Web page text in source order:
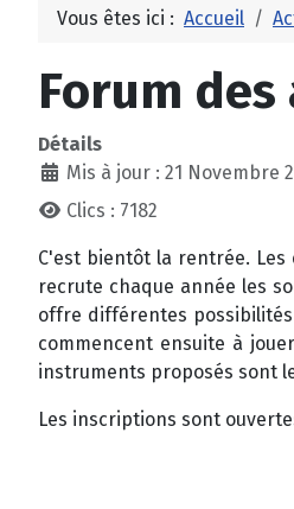
Vous êtes ici : Accueil
Forum
Détails
Mis à jour : 21 Novembre
Clics : 7182
C'est bientôt la rentrée. Les
recrute chaque année les
offre différentes
commencent ensuite à
instruments proposés sont
Les inscriptions sont